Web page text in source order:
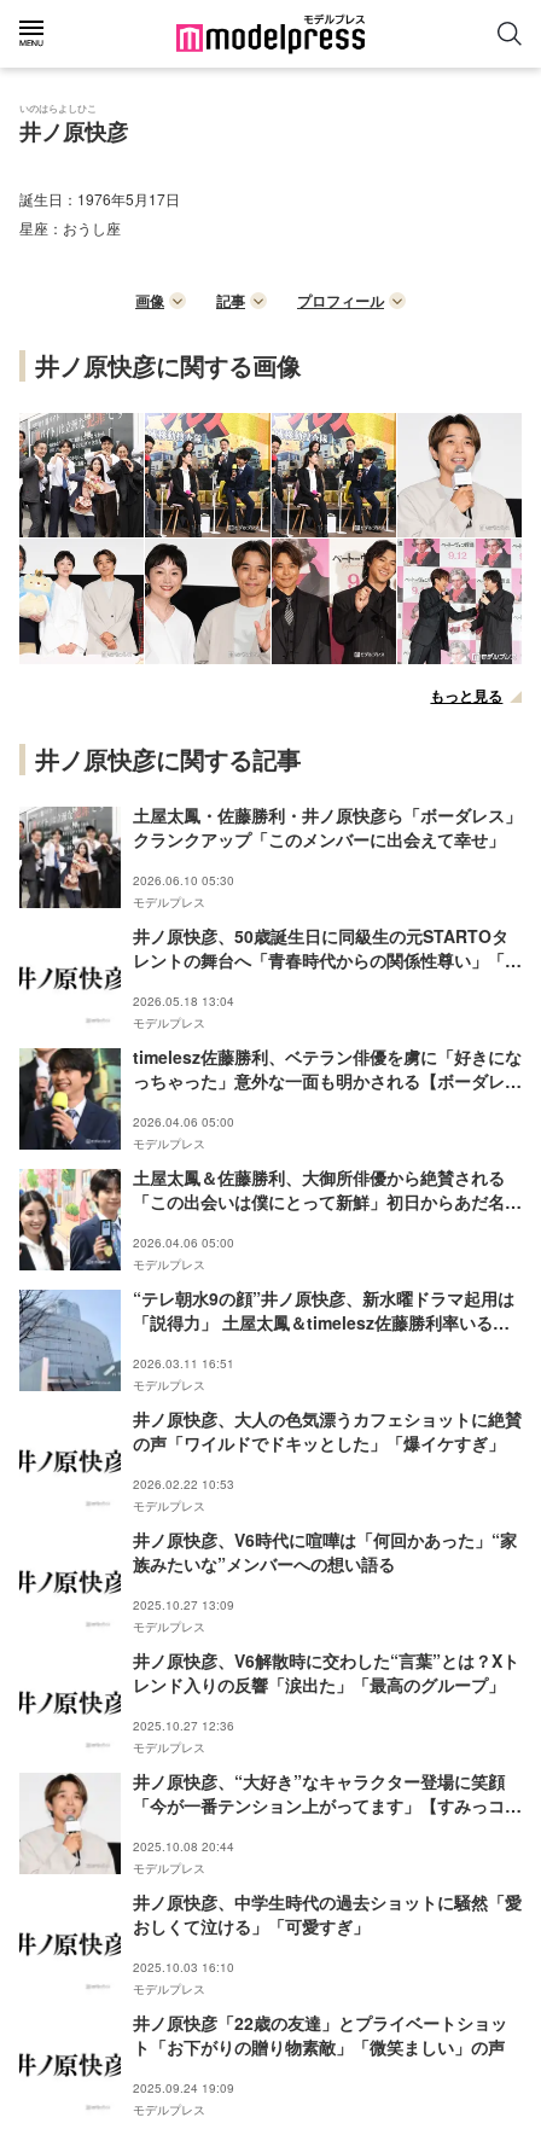
いのはらよしひこ
井ノ原快彦
誕生日： 1976年5月17日
星座： おうし座
画像 記事 プロフィール
井ノ原快彦に関する画像
もっと見る
井ノ原快彦に関する記事
土屋太鳳・佐藤勝利・井ノ原快彦ら「ボーダレス」
クランクアップ「このメンバーに出会えて幸せ」
2026.06.10 05:30
モデルプレス
井ノ原快彦、50歳誕生日に同級生の元STARTOタ
レントの舞台へ「青春時代からの関係性尊い」「仲
2026.05.18 13:04
モデルプレス
timelesz佐藤勝利、ベテラン俳優を虜に「好きにな
っちゃった」意外な一面も明かされる【ボーダレス
2026.04.06 05:00
モデルプレス
土屋太鳳＆佐藤勝利、大御所俳優から絶賛される
「この出会いは僕にとって新鮮」初日からあだ名で
域移動捜査隊～】
2026.04.06 05:00
モデルプレス
“テレ朝水9の顔”井ノ原快彦、新水曜ドラマ起用は
「説得力」 土屋太鳳＆timelesz佐藤勝利率いるリ
2026.03.11 16:51
モデルプレス
井ノ原快彦、大人の色気漂うカフェショットに絶賛
の声「ワイルドでドキッとした」「爆イケすぎ」
2026.02.22 10:53
モデルプレス
井ノ原快彦、V6時代に喧嘩は「何回かあった」“家
族みたいな”メンバーへの想い語る
2025.10.27 13:09
モデルプレス
井ノ原快彦、V6解散時に交わした“言葉”とは？Xト
レンド入りの反響「涙出た」「最高のグループ」
2025.10.27 12:36
モデルプレス
井ノ原快彦、“大好き”なキャラクター登場に笑顔
「今が一番テンション上がってます」【すみっコぐ
2025.10.08 20:44
モデルプレス
井ノ原快彦、中学生時代の過去ショットに騒然「愛
おしくて泣ける」「可愛すぎ」
2025.10.03 16:10
モデルプレス
井ノ原快彦「22歳の友達」とプライベートショッ
ト「お下がりの贈り物素敵」「微笑ましい」の声
2025.09.24 19:09
モデルプレス